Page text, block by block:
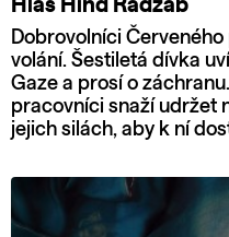
Hlas Hind Radžab
Dobrovolníci
volání. Šestiletá dívka
Gaze a prosí o
pracovníci snaží udržet
jejich silách, aby k ní